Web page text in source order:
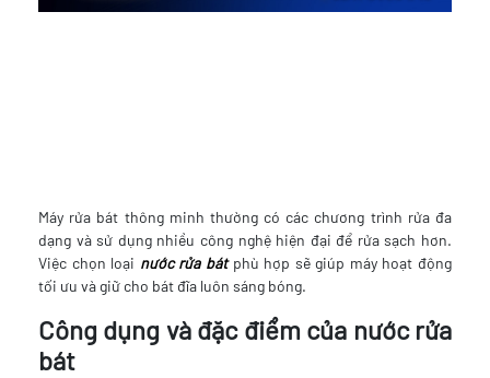
Máy rửa bát thông minh thường có các chương trình rửa đa
dạng và sử dụng nhiều công nghệ hiện đại để rửa sạch hơn.
Việc chọn loại nước rửa bátphù hợp sẽ giúp máy hoạt động
tối ưu và giữ cho bát đĩa luôn sáng bóng.
Công dụng và đặc điểm của nước rửa
bát